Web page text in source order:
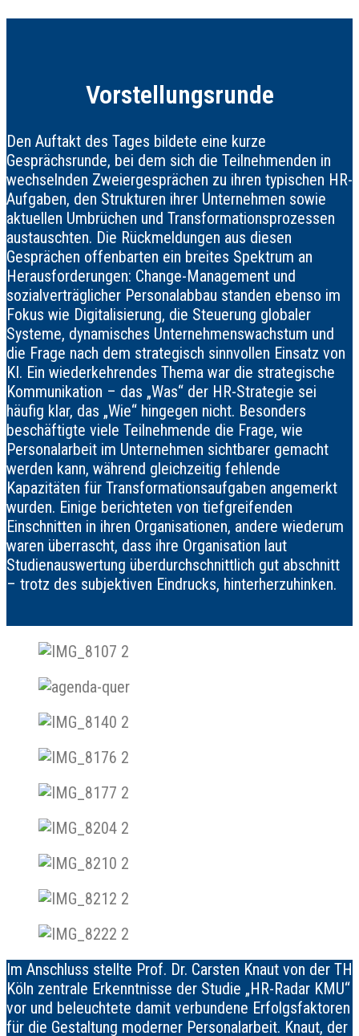
Vorstellungsrunde
Den Auftakt des Tages bildete eine kurze
Gesprächsrunde, bei dem sich die Teilnehmenden in
wechselnden Zweiergesprächen zu ihren typischen HR-
Aufgaben, den Strukturen ihrer Unternehmen sowie
aktuellen Umbrüchen und Transformationsprozessen
austauschten. Die Rückmeldungen aus diesen
Gesprächen offenbarten ein breites Spektrum an
Herausforderungen: Change-Management und
sozialverträglicher Personalabbau standen ebenso im
Fokus wie Digitalisierung, die Steuerung globaler
Systeme, dynamisches Unternehmenswachstum und
die Frage nach dem strategisch sinnvollen Einsatz von
KI. Ein wiederkehrendes Thema war die strategische
Kommunikation – das „Was“ der HR-Strategie sei
häufig klar, das „Wie“ hingegen nicht. Besonders
beschäftigte viele Teilnehmende die Frage, wie
Personalarbeit im Unternehmen sichtbarer gemacht
werden kann, während gleichzeitig fehlende
Kapazitäten für Transformationsaufgaben angemerkt
wurden. Einige berichteten von tiefgreifenden
Einschnitten in ihren Organisationen, andere wiederum
waren überrascht, dass ihre Organisation laut
Studienauswertung überdurchschnittlich gut abschnitt
– trotz des subjektiven Eindrucks, hinterherzuhinken.
Im Anschluss stellte Prof. Dr. Carsten Knaut von der TH
Köln zentrale Erkenntnisse der Studie „HR-Radar KMU“
vor und beleuchtete damit verbundene Erfolgsfaktoren
für die Gestaltung moderner Personalarbeit. Knaut, der